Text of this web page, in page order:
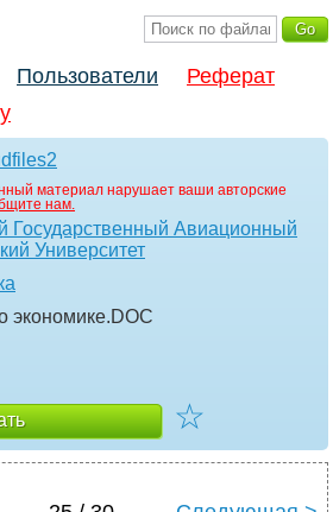
Пользователи
Реферат
материал нарушает ваши авторские
нам.
Государственный Авиационный
Университет
экономике.DOC
☆